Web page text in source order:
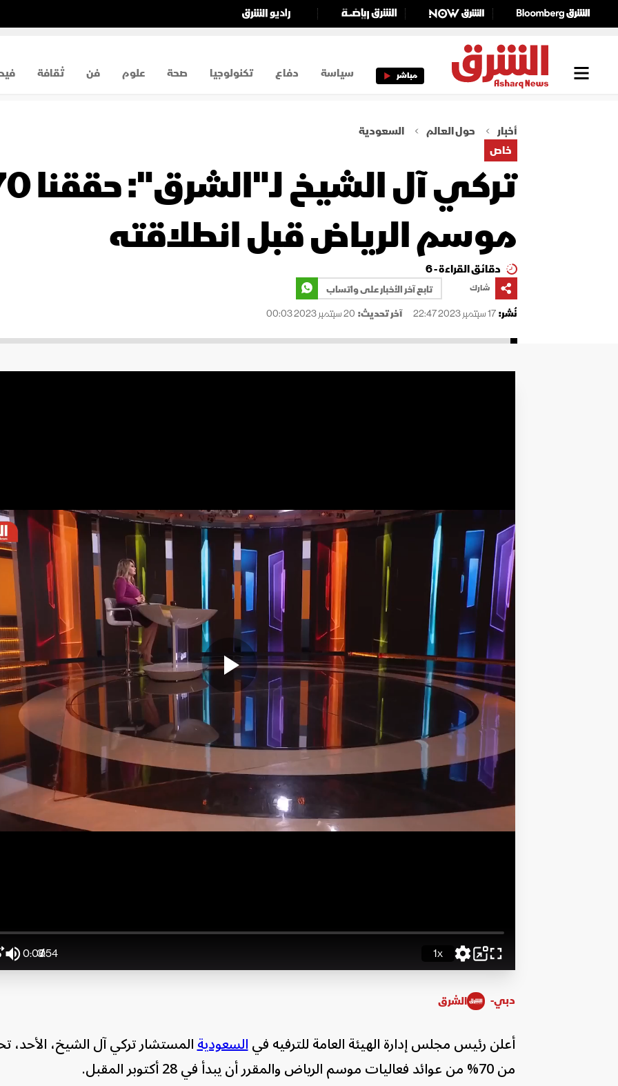
مباشر سياسة دفاع تكنولوجيا صحة علوم فن ثقافة
أخبار حول العالم
السعودية
خاص
موسم الرياض قبل انطلاقته
دقائق القراءة - 6
شارك
تابع آخر الأخبار على واتساب
نُشر:17 سبتمبر 2023 22:47 آخر تحديث: 20 سبتمبر 2023 00:03
Mute
Current
0:00
/
Duration
3:54 1xPlayback Picture-
in-
Picture
Fullscreen
دبي- الشرق
أعلن رئيس مجلس إدارة الهيئة العامة للترفيه فيالسعوديةالمستشار تركي آل الشيخ، الأحد،
من 70% من عوائد فعاليات موسم الرياض والمقرر أن يبدأ في 28 أكتوبر المقبل.